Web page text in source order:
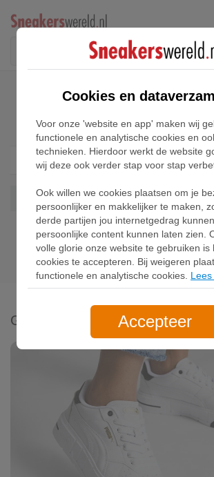
Puma Pro Star
1
Pro Star Wis alles
Gerelateerde artikelen
Cookies en
Voor onze 'website en app' maken wij
functionele en analytische cookies en
technieken. Hierdoor werkt de website
wij deze ook verder stap voor stap
Ook willen we cookies plaatsen om je
persoonlijker en makkelijker te maken,
derde partijen jou internetgedrag
persoonlijke content kunnen laten zien.
volle glorie onze website te gebruiken is
cookies te accepteren. Bij weigeren
functionele en analytische cookies.
Accepteer